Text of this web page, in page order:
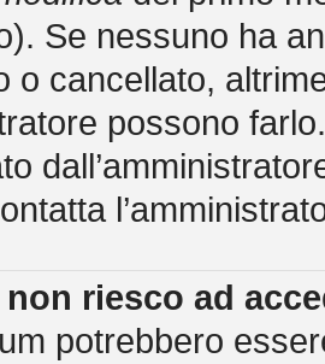
Se nessuno ha
o cancellato,
possono
non riesco ad
potrebbero